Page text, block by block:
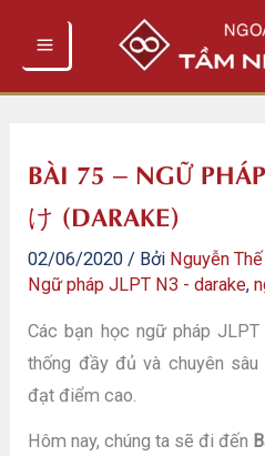
BÀI 75 – NGỮ
け (DARAKE)
02/06/2020 / Bởi Nguyễn
Ngữ pháp JLPT N3 - darake,
Các bạn học ngữ pháp
thống đầy đủ và chuyên
đạt điểm cao.
Hôm nay, chúng ta sẽ đi đến